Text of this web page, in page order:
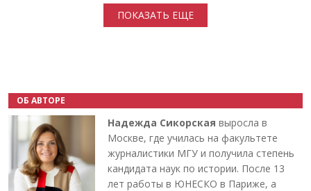
ПОКАЗАТЬ ЕЩЕ
ОБ АВТОРЕ
Надежда Сикорская выросла в
Москве, где училась на факультете
журналистики МГУ и получила степень
кандидата наук по истории. После 13
лет работы в ЮНЕСКО в Париже, а